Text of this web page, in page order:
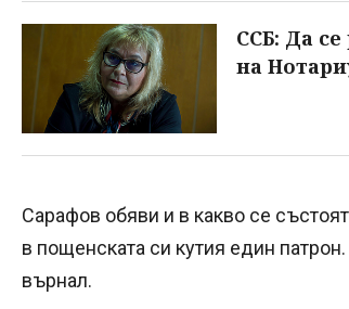
ССБ: Да
на
Сарафов обяви и в какво се
в пощенската си кутия един
върнал.